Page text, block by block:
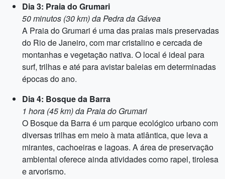
Dia 3: Praia do Grumari
50 minutos (30 km) da Pedra da Gávea
A Praia do Grumari é uma das praias mais preservadas
do Rio de Janeiro, com mar cristalino e cercada de
montanhas e vegetação nativa. O local é ideal para
surf, trilhas e até para avistar baleias em determinadas
épocas do ano.
Dia 4: Bosque da Barra
1 hora (45 km) da Praia do Grumari
O Bosque da Barra é um parque ecológico urbano com
diversas trilhas em meio à mata atlântica, que leva a
mirantes, cachoeiras e lagoas. A área de preservação
ambiental oferece ainda atividades como rapel, tirolesa
e arvorismo.